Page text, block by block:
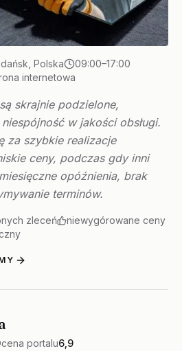
Polska
09:00–17:00
internetowa
skrajnie podzielone,
w jakości obsługi.
za szybkie realizacje
ceny, podczas gdy inni
opóźnienia, brak
terminów.
zleceń
niewygórowane ceny
portalu6,9